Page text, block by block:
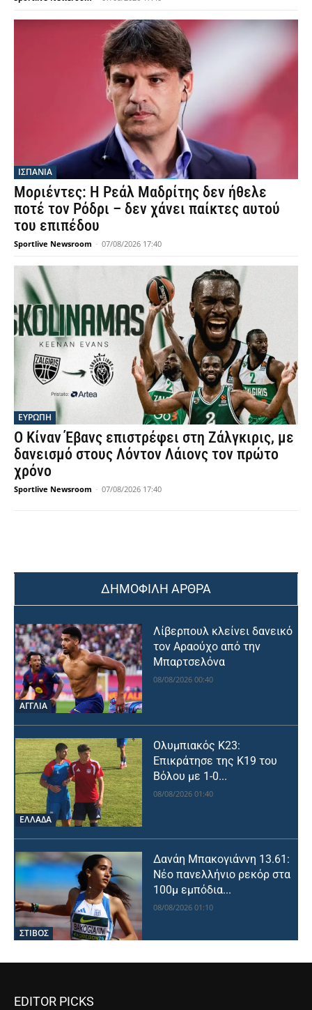
ΙΣΠΑΝΙΑ
Μοριέντες: Η Ρεάλ Μαδρίτης δεν ήθελε
ποτέ τον Ρόδρι – δεν χάνει παίκτες αυτού
του επιπέδου
Sportlive Newsroom - 07/08/2026 17:40
ΕΥΡΩΠΗ
Ο Κίναν Έβανς επιστρέφει στη Ζάλγκιρις, με
δανεισμό στους Λόντον Λάιονς τον πρώτο
χρόνο
Sportlive Newsroom - 07/08/2026 17:40
ΔΗΜΟΦΙΛΗ ΑΡΘΡΑ
ΑΓΓΛΙΑ
Λίβερπουλ κλείνει δανεικό
τον Αραούχο από την
Μπαρτσελόνα
08/08/2026 00:40
ΕΛΛΑΔΑ
Ολυμπιακός Κ23:
Επικράτησε της Κ19 του
Βόλου με 1-0...
08/08/2026 01:40
ΣΤΙΒΟΣ
Δανάη Μπακογιάννη 13.61:
Νέο πανελλήνιο ρεκόρ στα
100μ εμπόδια...
08/08/2026 01:10
EDITOR PICKS